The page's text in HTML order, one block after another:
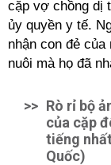
cặp vợ chồng dị
ủy quyền y tế.
nhận con đẻ
nuôi mà họ đã
>> Rò rỉ bộ
của cặp
tiếng
Quốc)